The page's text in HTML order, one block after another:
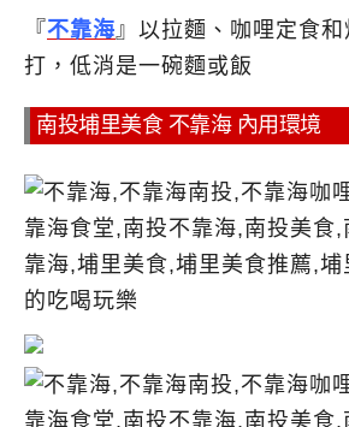
『 不靠海』以拉麵、咖哩定食
打，低消是一碗麵或飯
南投埔里美食 不靠海 內用環境